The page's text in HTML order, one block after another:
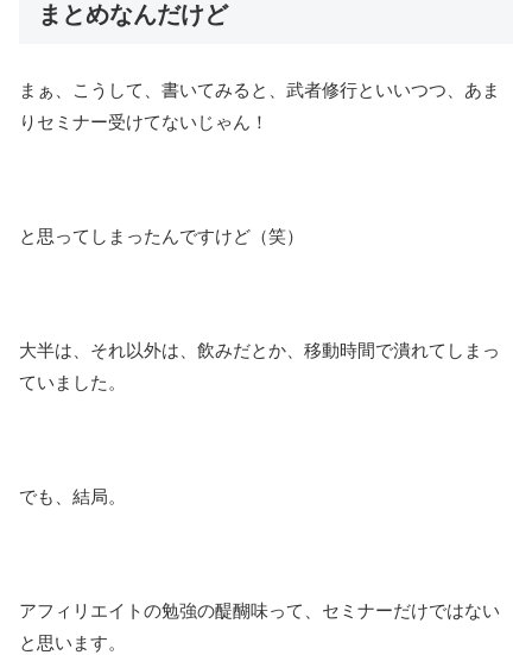
まとめなんだけど
まぁ、こうして、書いてみると、武者修行といいつつ、あま
りセミナー受けてないじゃん！
と思ってしまったんですけど（笑）
大半は、それ以外は、飲みだとか、移動時間で潰れてしまっ
ていました。
でも、結局。
アフィリエイトの勉強の醍醐味って、セミナーだけではない
と思います。